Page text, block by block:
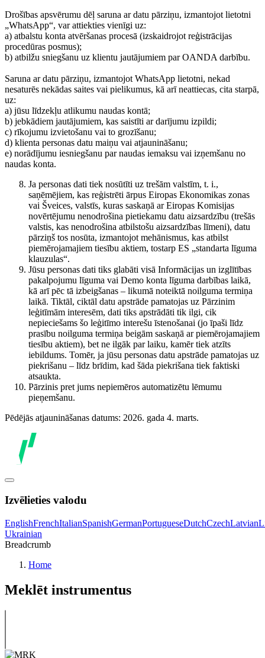
Drošības apsvērumu dēļ saruna ar datu pārziņu, izmantojot lietotni
„WhatsApp“, var attiekties vienīgi uz:
a) atbalstu konta atvēršanas procesā (izskaidrojot reģistrācijas
procedūras posmus);
b) atbilžu sniegšanu uz klientu jautājumiem par OANDA darbību.
Saruna ar datu pārziņu, izmantojot WhatsApp lietotni, nekad
nesaturēs nekādas saites vai pielikumus, kā arī neattiecas, cita starpā,
uz:
a) jūsu līdzekļu atlikumu naudas kontā;
b) jebkādiem jautājumiem, kas saistīti ar darījumu izpildi;
c) rīkojumu izvietošanu vai to grozīšanu;
d) klienta personas datu maiņu vai atjaunināšanu;
e) norādījumu iesniegšanu par naudas iemaksu vai izņemšanu no
naudas konta.
Ja personas dati tiek nosūtīti uz trešām valstīm, t. i.,
saņēmējiem, kas reģistrēti ārpus Eiropas Ekonomikas zonas
vai Šveices, valstīs, kuras saskaņā ar Eiropas Komisijas
novērtējumu nenodrošina pietiekamu datu aizsardzību (trešās
valstis, kas nenodrošina atbilstošu aizsardzības līmeni), datu
pārziņš tos nosūta, izmantojot mehānismus, kas atbilst
piemērojamajiem tiesību aktiem, tostarp ES „standarta līguma
klauzulas“.
Jūsu personas dati tiks glabāti visā Informācijas un izglītības
pakalpojumu līguma vai Demo konta līguma darbības laikā,
kā arī pēc tā izbeigšanas – likumā noteiktā noilguma termiņa
laikā. Tiktāl, ciktāl datu apstrāde pamatojas uz Pārzinim
leģitīmām interesēm, dati tiks apstrādāti tik ilgi, cik
nepieciešams šo leģitīmo interešu īstenošanai (jo īpaši līdz
prasību noilguma termiņa beigām saskaņā ar piemērojamajiem
tiesību aktiem), bet ne ilgāk par laiku, kamēr tiek atzīts
iebildums. Tomēr, ja jūsu personas datu apstrāde pamatojas uz
piekrišanu – līdz brīdim, kad šāda piekrišana tiek faktiski
atsaukta.
Pārzinis pret jums nepiemēros automatizētu lēmumu
pieņemšanu.
Pēdējās atjaunināšanas datums: 2026. gada 4. marts.
Izvēlieties valodu
EnglishFrenchItalianSpanishGermanPortugueseDutchCzechLatvian
Ukrainian
Breadcrumb
Home
Meklēt instrumentus